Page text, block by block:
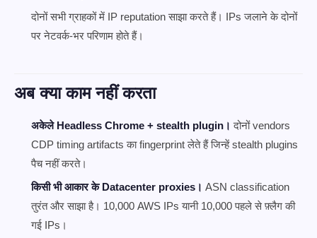
दोनों सभी ग्राहकों में IP reputation साझा करते हैं। IPs जलाने के दोनों
पर नेटवर्क-भर परिणाम होते हैं।
अब क्या काम नहीं करता
अकेले Headless Chrome + stealth plugin। दोनों vendors
CDP timing artifacts का fingerprint लेते हैं जिन्हें stealth plugins
पैच नहीं करते।
किसी भी आकार के Datacenter proxies। ASN classification
तुरंत और साझा है। 10,000 AWS IPs यानी 10,000 पहले से फ़्लैग की
गई IPs।